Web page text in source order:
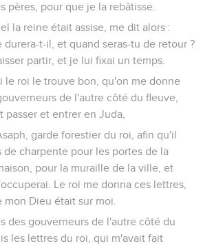
pères, pour que je la rebâtisse.
la reine était assise, me dit alors :
t-il, et quand seras-tu de retour ?
partir, et je lui fixai un temps.
le roi le trouve bon, qu'on me donne
de l'autre côté du fleuve,
passer et entrer en Juda,
garde forestier du roi, afin qu'il
de charpente pour les portes de la
pour la muraille de la ville, et
Le roi me donna ces lettres,
Dieu était sur moi.
des gouverneurs de l'autre côté du
les lettres du roi, qui m'avait fait